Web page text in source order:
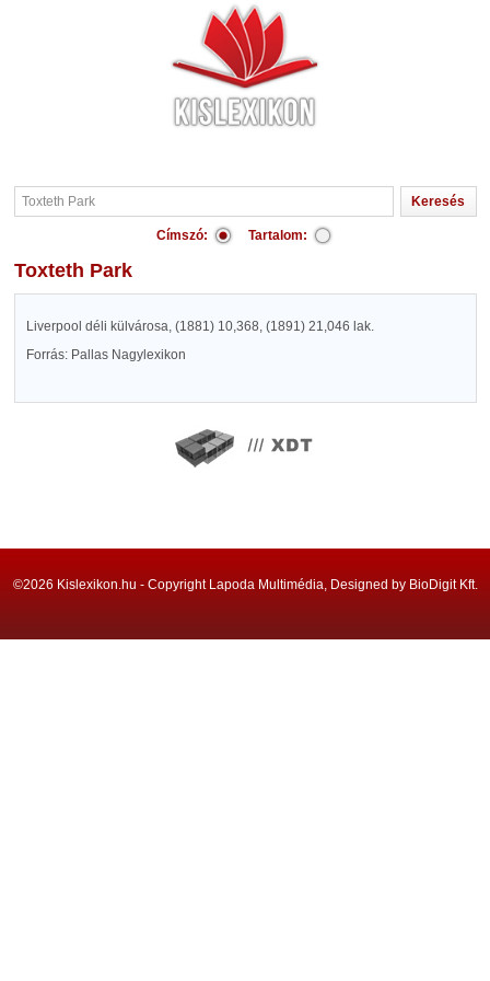
Címszó: Tartalom:
Toxteth Park
Liverpool déli külvárosa, (1881) 10,368, (1891) 21,046 lak.
Forrás: Pallas Nagylexikon
©2026 Kislexikon.hu - Copyright Lapoda Multimédia, Designed by BioDigit Kft.